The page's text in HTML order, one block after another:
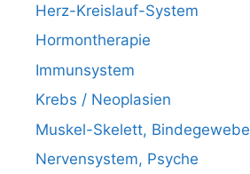
Herz-Kreislauf-System
Hormontherapie
Immunsystem
Krebs / Neoplasien
Muskel-Skelett, Bindegewebe
Nervensystem, Psyche